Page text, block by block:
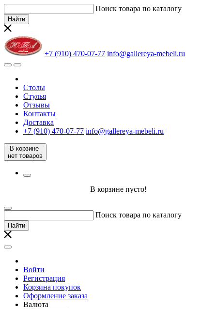
Поиск товара по каталогу
Найти
+7 (910) 470-07-77 info@gallereya-mebeli.ru
Столы
Стулья
Отзывы
Контакты
Доставка
+7 (910) 470-07-77 info@gallereya-mebeli.ru
В корзине
нет товаров
В корзине пусто!
Поиск товара по каталогу
Найти
Войти
Регистрация
Корзина покупок
Оформление заказа
Валюта